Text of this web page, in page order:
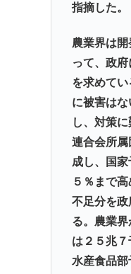
指摘した。
農業界は
って、政
を求めて
に被害は
し、対策
連合会所
成し、国
５％まで
不足分を
る。農業
は２５兆
水産食品